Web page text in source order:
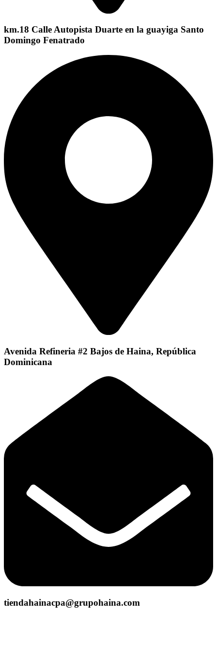
km.18 Calle Autopista Duarte en la guayiga Santo
Domingo Fenatrado
Avenida Refineria #2 Bajos de Haina, República
Dominicana
tiendahainacpa@grupohaina.com